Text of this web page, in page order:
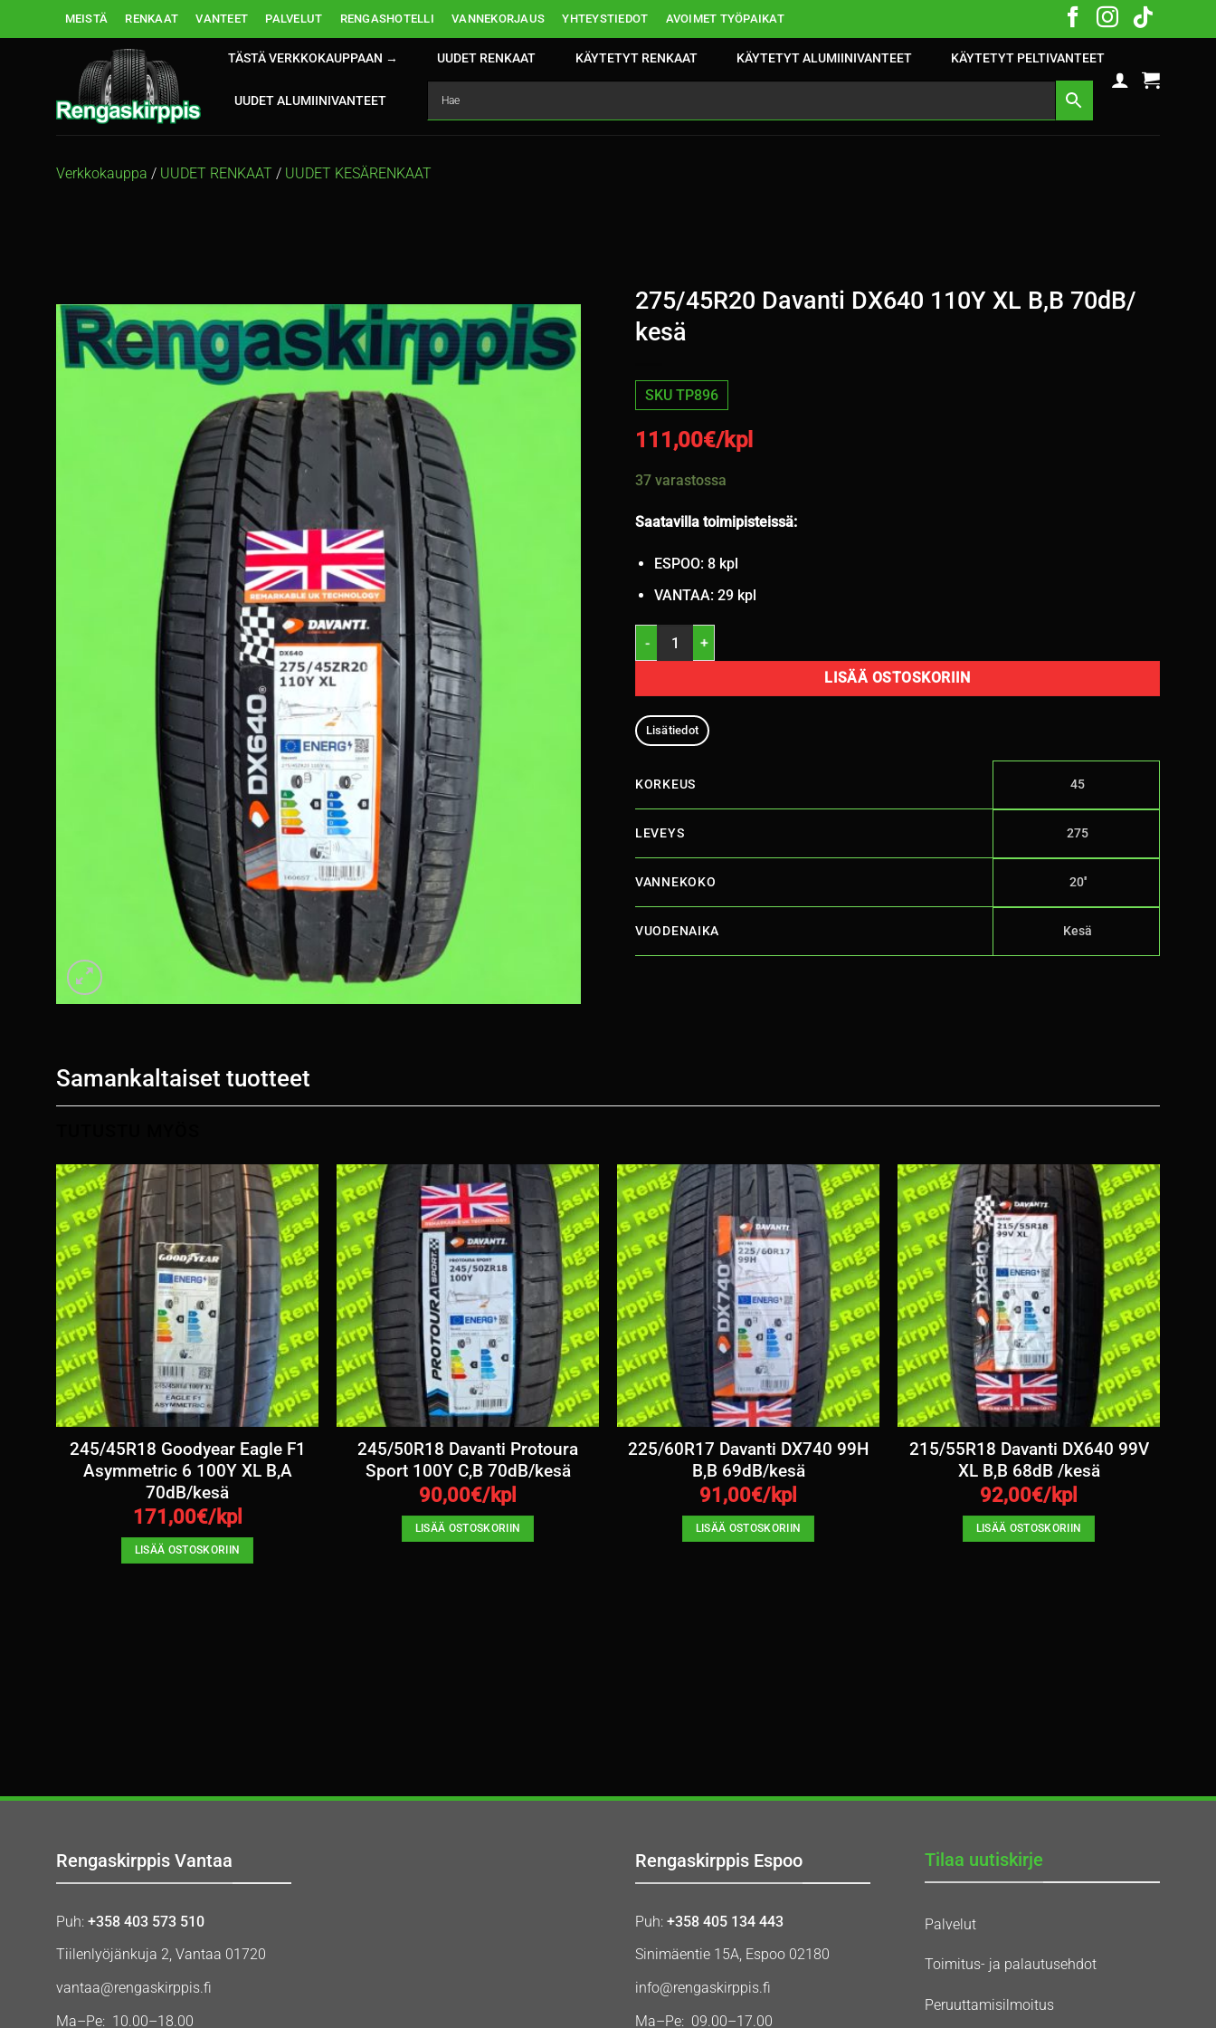
MEISTÄ RENKAAT VANTEET PALVELUT RENGASHOTELLI VANNEKORJAUS YHTEYSTIEDOT AVOIMET TYÖPAIKAT
TÄSTÄ VERKKOKAUPPAAN → UUDET RENKAAT KÄYTETYT RENKAAT KÄYTETYT ALUMIINIVANTEET KÄYTETYT PELTIVANTEET
UUDET ALUMIINIVANTEET
Verkkokauppa / UUDET RENKAAT / UUDET KESÄRENKAAT
275/45R20 Davanti DX640 110Y XL B,B 70dB/
kesä
SKU TP896
111,00€/kpl
37 varastossa
Saatavilla toimipisteissä:
ESPOO: 8 kpl
VANTAA: 29 kpl
275/45R20 Davanti DX640 110Y XL B,B 70dB/ kesä määrä
LISÄÄ OSTOSKORIIN
Lisätiedot
KORKEUS 45
LEVEYS 275
VANNEKOKO 20''
VUODENAIKA Kesä
Samankaltaiset tuotteet
245/45R18 Goodyear Eagle F1
Asymmetric 6 100Y XL B,A
70dB/kesä
171,00€/kpl
LISÄÄ OSTOSKORIIN
245/50R18 Davanti Protoura
Sport 100Y C,B 70dB/kesä
90,00€/kpl
LISÄÄ OSTOSKORIIN
225/60R17 Davanti DX740 99H
B,B 69dB/kesä
91,00€/kpl
LISÄÄ OSTOSKORIIN
215/55R18 Davanti DX640 99V
XL B,B 68dB /kesä
92,00€/kpl
LISÄÄ OSTOSKORIIN
Rengaskirppis Vantaa
Puh: +358 403 573 510
Tiilenlyöjänkuja 2, Vantaa 01720
vantaa@rengaskirppis.fi
Ma–Pe: 10.00–18.00
Rengaskirppis Espoo
Puh: +358 405 134 443
Sinimäentie 15A, Espoo 02180
info@rengaskirppis.fi
Ma–Pe: 09.00–17.00
Tilaa uutiskirje
Palvelut
Toimitus- ja palautusehdot
Peruuttamisilmoitus